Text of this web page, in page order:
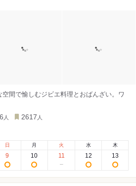
空間で愉しむジビエ料理とおばんざい。ワ
人 2617 人
日
9
月
10
火
11
水
12
木
13